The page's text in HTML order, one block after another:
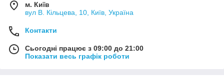
м. Київ
вул В. Кільцева, 10, Київ, Україна
Контакти
Сьогодні працює з 09:00 до 21:00
Показати весь графік роботи